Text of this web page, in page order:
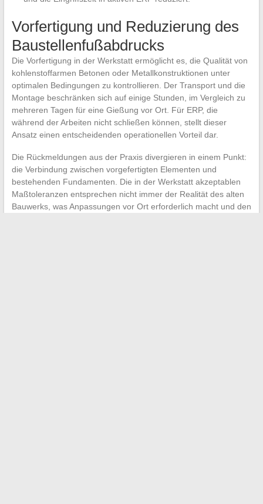
Vorfertigung und Reduzierung des
Baustellenfußabdrucks
Die Vorfertigung in der Werkstatt ermöglicht es, die Qualität von
kohlenstoffarmen Betonen oder Metallkonstruktionen unter
optimalen Bedingungen zu kontrollieren. Der Transport und die
Montage beschränken sich auf einige Stunden, im Vergleich zu
mehreren Tagen für eine Gießung vor Ort. Für ERP, die
während der Arbeiten nicht schließen können, stellt dieser
Ansatz einen entscheidenden operationellen Vorteil dar.
Die Rückmeldungen aus der Praxis divergieren in einem Punkt:
die Verbindung zwischen vorgefertigten Elementen und
bestehenden Fundamenten. Die in der Werkstatt akzeptablen
Maßtoleranzen entsprechen nicht immer der Realität des alten
Bauwerks, was Anpassungen vor Ort erforderlich macht und den